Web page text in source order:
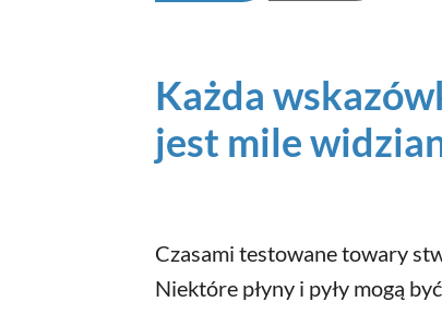
Każda
jest mile
Czasami testowane towary
Niektóre płyny i pyły mogą